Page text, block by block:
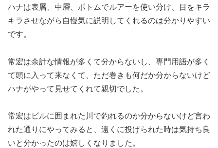
ハナは表層、中層、ボトムでルアーを使い分け、目をキラ
キラさせながら自慢気に説明してくれるのは分かりやすい
です。
常宏は余計な情報が多くて分からないし、専門用語が多く
て頭に入って来なくて、ただ巻きも何だか分からないけど
ハナがやって見せてくれて親切でした。
常宏はビルに囲まれた川で釣れるのか分からないけど言わ
れた通りにやってみると、遠くに投げられた時は気持ち良
いと分かったのは嬉しくなりました。